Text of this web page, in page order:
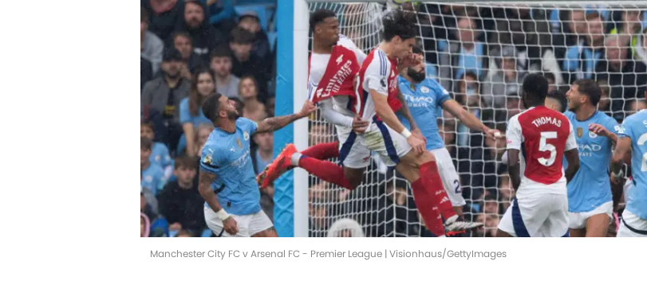
Manchester City FC v Arsenal FC - Premier League | Visionhaus/GettyImages